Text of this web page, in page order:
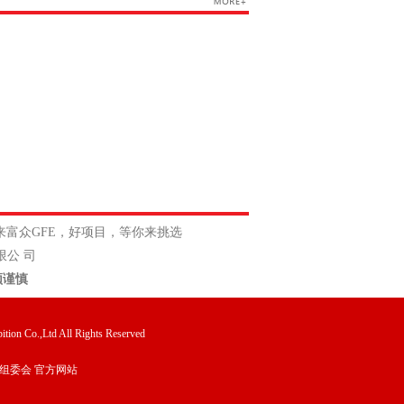
众GFE，好项目，等你来挑选
司
谨慎
Co.,Ltd All Rights Reserved
组委会 官方网站